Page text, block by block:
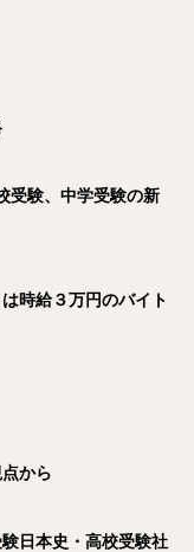
受験、中学受験の新
時給３万円のバイト
から
日本史・高校受験社